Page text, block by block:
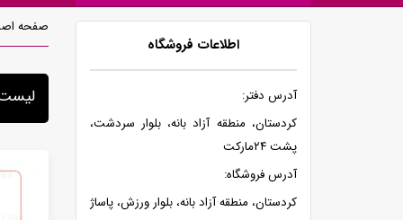
صفحه
اطلاعات فروشگاه
آدرس دفتر:
کردستان، منطقه آزاد بانه، بلوار سردشت،
پشت ۲۴مارکت
آدرس فروشگاه:
کردستان، منطقه آزاد بانه، بلوار ورزش، پاساژ